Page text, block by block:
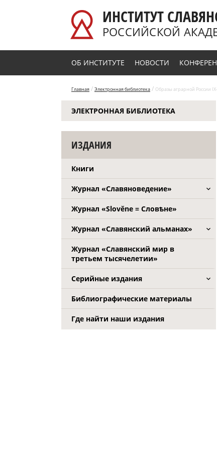
ИНСТИТУТ
РОССИЙСКОЙ
ОБ ИНСТИТУТЕ НОВОСТИ
Главная / Электронная библиотека / Образы аграрной России
ЭЛЕКТРОННАЯ БИБЛИОТЕКА
ИЗДАНИЯ
Книги
Журнал «Славяноведение»
Журнал «Slověne = Словѣне»
Журнал «Славянский альманах»
Журнал «Славянский мир в
третьем тысячелетии»
Серийные издания
Библиографические материалы
Где найти наши издания